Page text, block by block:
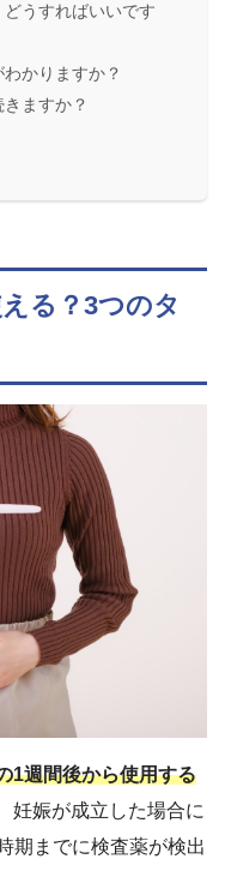
うすればいいです
かりますか？
ますか？
る？3つのタ
1週間後から使用する
妊娠が成立した場合に
期までに検査薬が検出